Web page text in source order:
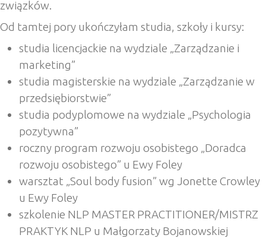
związków.
Od tamtej pory ukończyłam studia, szkoły i kursy:
studia licencjackie na wydziale „Zarządzanie i
marketing”
studia magisterskie na wydziale „Zarządzanie w
przedsiębiorstwie”
studia podyplomowe na wydziale „Psychologia
pozytywna”
roczny program rozwoju osobistego „Doradca
rozwoju osobistego” u Ewy Foley
warsztat „Soul body fusion” wg Jonette Crowley
u Ewy Foley
szkolenie NLP MASTER PRACTITIONER/MISTRZ
PRAKTYK NLP u Małgorzaty Bojanowskiej